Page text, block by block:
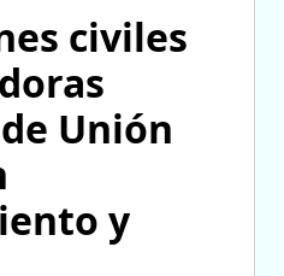
civiles
Unión
y